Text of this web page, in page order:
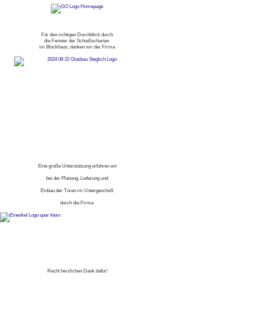
Für den richtigen Durchblick durch
die Fenster der Schießscharten
im Blockhaus, danken wir der Firma
Eine große Unterstützung erfuhren wir
bei der Planung, Lieferung und
Einbau der Türen im Untergeschoß
durch die Firma
Recht herzlichen Dank dafür!